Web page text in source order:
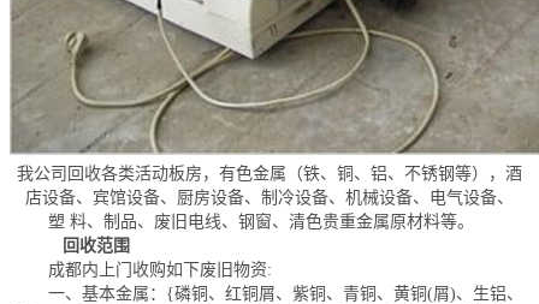
我公司回收各类活动板房，有色金属（铁、铜、铝、不锈钢等），酒
店设备、宾馆设备、厨房设备、制冷设备、机械设备、电气设备、
塑 料、制品、废旧电线、钢窗、清色贵重金属原材料等。
回收范围
成都内上门收购如下废旧物资:
一、基本金属：{磷铜、红铜屑、紫铜、青铜、黄铜(屑)、生铝、